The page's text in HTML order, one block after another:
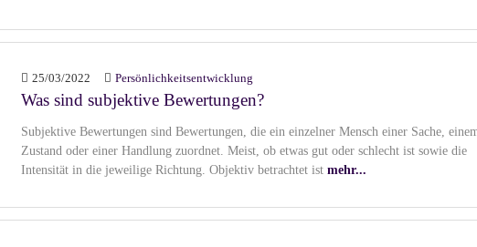
25/03/2022 Persönlichkeitsentwicklung
Was sind subjektive Bewertungen?
Subjektive Bewertungen sind Bewertungen, die ein einzelner Mensch einer Sache,
Zustand oder einer Handlung zuordnet. Meist, ob etwas gut oder schlecht ist sowie die
Intensität in die jeweilige Richtung. Objektiv betrachtet ist mehr...